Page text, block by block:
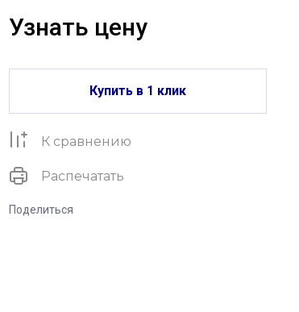
Узнать цену
Купить в 1 клик
К сравнению
Поделиться
Распечатать